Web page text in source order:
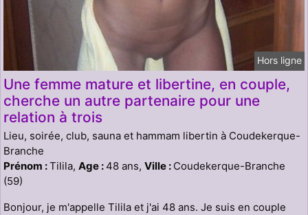
Hors ligne
Une femme mature et libertine, en couple,
cherche un autre partenaire pour une
relation à trois
Lieu, soirée, club, sauna et hammam libertin à Coudekerque-
Branche
Prénom :Tilila, Age : 48 ans, Ville : Coudekerque-Branche
(59)
Bonjour, je m'appelle Tilila et j'ai 48 ans. Je suis en couple